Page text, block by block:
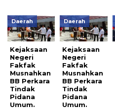
Daerah
Kejaksaan
Negeri
Fakfak
Musnahkan
BB Perkara
Tindak
Pidana
Umum.
Daerah
Kejaksaan
Negeri
Fakfak
Musnahkan
BB Perkara
Tindak
Pidana
Umum.